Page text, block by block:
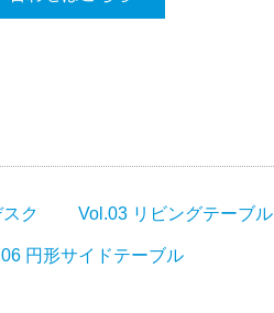
ク Vol.03 リビングテーブル
円形サイドテーブル